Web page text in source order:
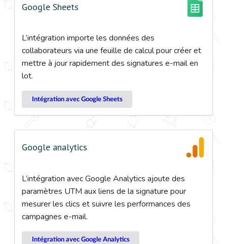
Google Sheets
L’intégration importe les données des
collaborateurs via une feuille de calcul pour créer et
mettre à jour rapidement des signatures e-mail en
lot.
Intégration avec Google Sheets
Google analytics
L’intégration avec Google Analytics ajoute des
paramètres UTM aux liens de la signature pour
mesurer les clics et suivre les performances des
campagnes e-mail.
Intégration avec Google Analytics